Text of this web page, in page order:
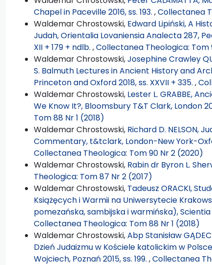
Chapel in Paceville 2016, ss. 193. ,Collectanea
Waldemar Chrostowski, Edward Lipiński, A
Judah, Orientalia Lovaniensia Analecta 287,
XII + 179 + ndlb. ,Collectanea Theologica: Tom
Waldemar Chrostowski,Josephine Crawley
S. Balmuth Lectures in Ancient History and
Princeton and Oxford 2018, ss. XXVII + 335. ,
Waldemar Chrostowski, Lester L. GRABBE,
We Know It?, Bloomsbury T&T Clark, London
Tom 88 Nr 1 (2018)
Waldemar Chrostowski, Richard D. NELSON,
Commentary, t&tclark, London-New York-
Collectanea Theologica: Tom 90 Nr 2 (2020)
Waldemar Chrostowski, Rabin dr Byron L.
Theologica: Tom 87 Nr 2 (2017)
Waldemar Chrostowski, Tadeusz ORACKI,
Książęcych i Warmii na Uniwersytecie
pomezańska, sambijska i warmińska), Scientia
Collectanea Theologica: Tom 88 Nr 1 (2018)
Waldemar Chrostowski,Abp Stanisław
Dzień Judaizmu w Kościele katolickim w
Wojciech, Poznań 2015, ss. 199. ,Collectanea